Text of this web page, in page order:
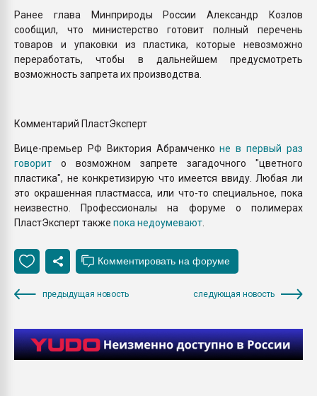
Ранее глава Минприроды России Александр Козлов
сообщил, что министерство готовит полный перечень
товаров и упаковки из пластика, которые невозможно
переработать, чтобы в дальнейшем предусмотреть
возможность запрета их производства.
Комментарий ПластЭксперт
Вице-премьер РФ Виктория Абрамченконе в первый раз
говорит о возможном запрете загадочного "цветного
пластика", не конкретизирую что имеется ввиду. Любая ли
это окрашенная пластмасса, или что-то специальное, пока
неизвестно. Профессионалы на форуме о полимерах
ПластЭксперт также пока недоумевают
предыдущая новость следующая новость